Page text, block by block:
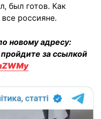
был готов. Как
россияне.
новому адресу:
за ссылкой